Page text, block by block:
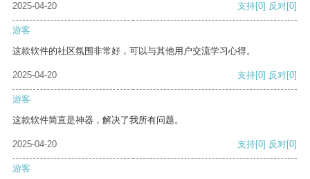
2025-04-20
支持[0] 反对[0]
游客
这款软件的社区氛围非常好，可以与其他用户交流学习心得。
2025-04-20 支持[0] 反对[0]
游客
这款软件简直是神器，解决了我所有问题。
2025-04-20 支持[0] 反对[0]
游客